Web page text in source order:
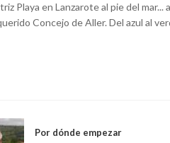
Playa en Lanzarote al pie del mar...
Concejo de Aller. Del azul al
Por dónde empezar